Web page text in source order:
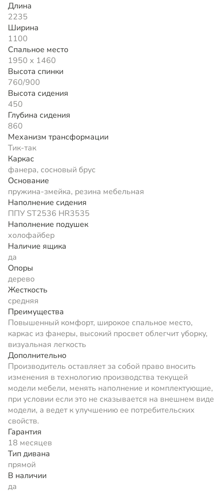
Длина
2235
Ширина
1100
Спальное место
1950 х 1460
Высота спинки
760/900
Высота сидения
450
Глубина сидения
860
Механизм трансформации
Тик-так
Каркас
фанера, сосновый брус
Основание
пружина-змейка, резина мебельная
Наполнение сидения
ППУ ST2536 HR3535
Наполнение подушек
холофайбер
Наличие ящика
да
Опоры
дерево
Жесткость
средняя
Преимущества
Повышенный комфорт, широкое спальное место,
каркас из фанеры, высокий просвет облегчит уборку,
визуальная легкость
Дополнительно
Производитель оставляет за собой право вносить
изменения в технологию производства текущей
модели мебели, менять наполнение и комплектующие,
при условии если это не сказывается на внешнем виде
модели, а ведет к улучшению ее потребительских
свойств.
Гарантия
18 месяцев
Тип дивана
прямой
В наличии
да